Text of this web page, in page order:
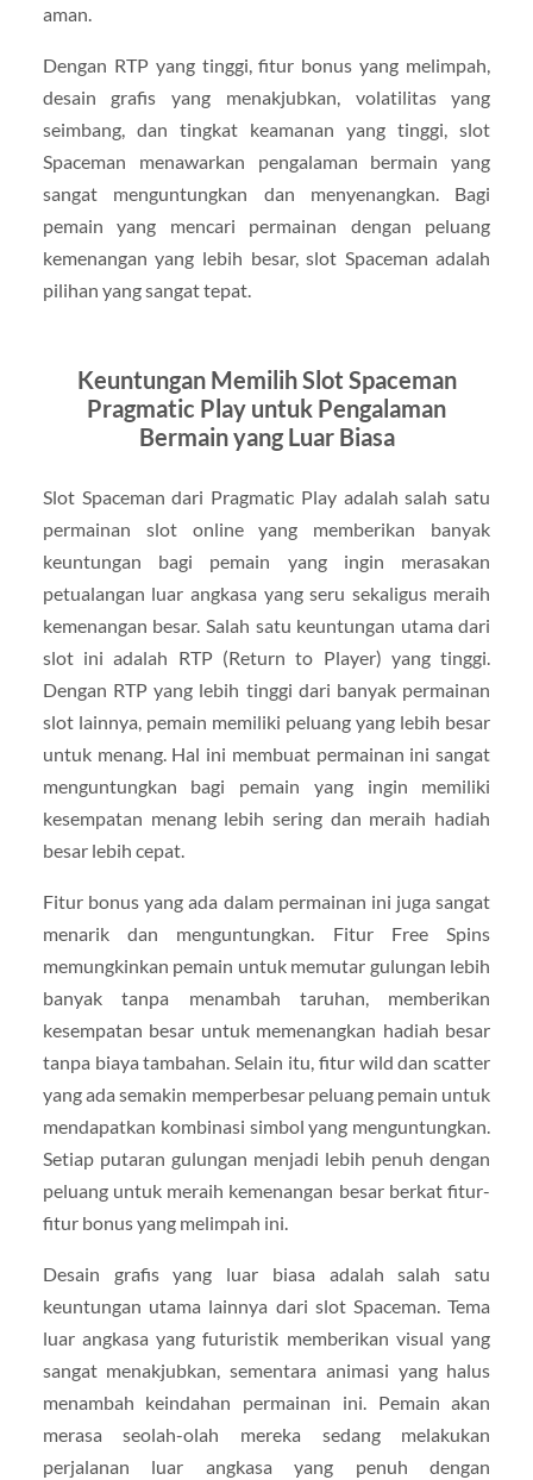
aman.
Dengan RTP yang tinggi, fitur bonus yang melimpah,
desain grafis yang menakjubkan, volatilitas yang
seimbang, dan tingkat keamanan yang tinggi, slot
Spaceman menawarkan pengalaman bermain yang
sangat menguntungkan dan menyenangkan. Bagi
pemain yang mencari permainan dengan peluang
kemenangan yang lebih besar, slot Spaceman adalah
pilihan yang sangat tepat.
Keuntungan Memilih Slot Spaceman
Pragmatic Play untuk Pengalaman
Bermain yang Luar Biasa
Slot Spaceman dari Pragmatic Play adalah salah satu
permainan slot online yang memberikan banyak
keuntungan bagi pemain yang ingin merasakan
petualangan luar angkasa yang seru sekaligus meraih
kemenangan besar. Salah satu keuntungan utama dari
slot ini adalah RTP (Return to Player) yang tinggi.
Dengan RTP yang lebih tinggi dari banyak permainan
slot lainnya, pemain memiliki peluang yang lebih besar
untuk menang. Hal ini membuat permainan ini sangat
menguntungkan bagi pemain yang ingin memiliki
kesempatan menang lebih sering dan meraih hadiah
besar lebih cepat.
Fitur bonus yang ada dalam permainan ini juga sangat
menarik dan menguntungkan. Fitur Free Spins
memungkinkan pemain untuk memutar gulungan lebih
banyak tanpa menambah taruhan, memberikan
kesempatan besar untuk memenangkan hadiah besar
tanpa biaya tambahan. Selain itu, fitur wild dan scatter
yang ada semakin memperbesar peluang pemain untuk
mendapatkan kombinasi simbol yang menguntungkan.
Setiap putaran gulungan menjadi lebih penuh dengan
peluang untuk meraih kemenangan besar berkat fitur-
fitur bonus yang melimpah ini.
Desain grafis yang luar biasa adalah salah satu
keuntungan utama lainnya dari slot Spaceman. Tema
luar angkasa yang futuristik memberikan visual yang
sangat menakjubkan, sementara animasi yang halus
menambah keindahan permainan ini. Pemain akan
merasa seolah-olah mereka sedang melakukan
perjalanan luar angkasa yang penuh dengan